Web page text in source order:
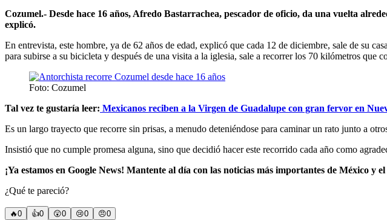
Cozumel.- Desde hace 16 años, Afredo Bastarrachea, pescador de oficio, da una vuelta
explicó.
En entrevista, este hombre, ya de 62 años de edad, explicó que cada 12 de diciembre, sale de su
para subirse a su bicicleta y después de una visita a la iglesia, sale a recorrer los 70 kilómetros que
Foto: Cozumel
Tal vez te gustaría leer: Mexicanos reciben a la Virgen de Guadalupe con gran fervor en
Es un largo trayecto que recorre sin prisas, a menudo deteniéndose para caminar un rato junto a
Insistió que no cumple promesa alguna, sino que decidió hacer este recorrido cada año como
¡Ya estamos en Google News! Mantente al día con las noticias más importantes de México y
¿Qué te pareció?
🔥0 👍0 😲0 😢0 😠0